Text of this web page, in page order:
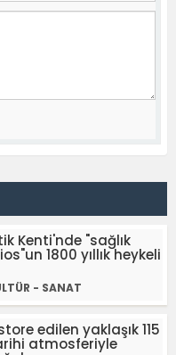
Kenti'nde "sağlık
1800 yıllık heykeli
- SANAT
edilen yaklaşık 115
atmosferiyle